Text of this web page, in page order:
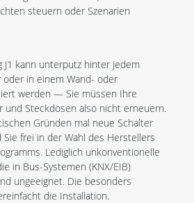
steuern oder Szenarien
J1 kann unterputz hinter jedem
oder in einem Wand- oder
werden — Sie müssen Ihre
und Steckdosen also nicht erneuern.
Gründen mal neue Schalter
frei in der Wahl des Herstellers
Lediglich unkonventionelle
in Bus-Systemen (KNX/EIB)
ungeeignet. Die besonders
die Installation.